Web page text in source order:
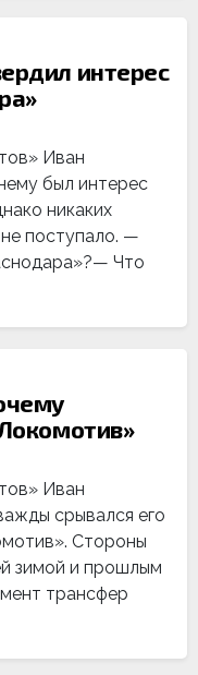
интерес
Иван
был интерес
никаких
поступало. —
Что
Иван
срывался его
Стороны
зимой и прошлым
трансфер